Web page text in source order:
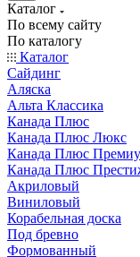
Каталог
По всему сайту
По каталогу
Каталог
Сайдинг
Аляска
Альта Классика
Канада Плюс
Канада Плюс Люкс
Канада Плюс
Канада Плюс
Акриловый
Виниловый
Корабельная доска
Под бревно
Формованный